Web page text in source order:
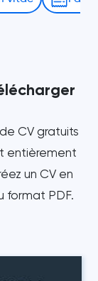
CV gratuits
entièrement
un CV en
format PDF.